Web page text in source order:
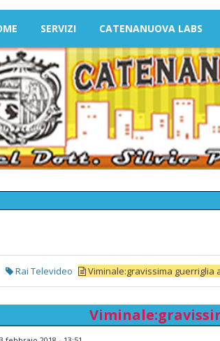
SERVIZI CATENANUOVA LABS
Rai Televideo Viminale:gravissima guerriglia